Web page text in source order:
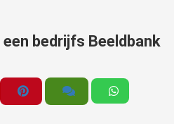
bedrijfs Beeldbank